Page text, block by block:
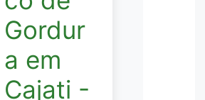
Gordur
a em
Cajati -